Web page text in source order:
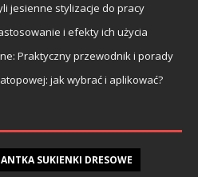
jesienne stylizacje do pracy
i efekty ich użycia
Praktyczny przewodnik i porady
jak wybrać i aplikować?
SUKIENKI DRESOWE